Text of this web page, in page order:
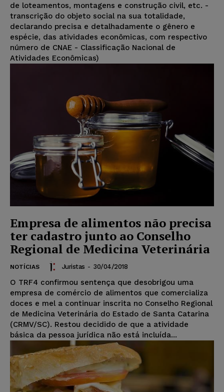
de loteamentos, montagens e construção civil, etc. -
transcrição do objeto social na sua totalidade,
declarando precisa e detalhadamente o gênero e
espécie, das atividades econômicas, com respectivo
número de CNAE - Classificação Nacional de
Atividades Econômicas)
Empresa de alimentos não precisa
ter cadastro junto ao Conselho
Regional de Medicina Veterinária
NOTÍCIAS Juristas - 30/04/2018
O TRF4 confirmou sentença que desobrigou uma
empresa de comércio de alimentos que comercializa
doces e mel a continuar inscrita no Conselho Regional
de Medicina Veterinária do Estado de Santa Catarina
(CRMV/SC). Restou decidido de que a atividade
básica da pessoa jurídica não está incluída...